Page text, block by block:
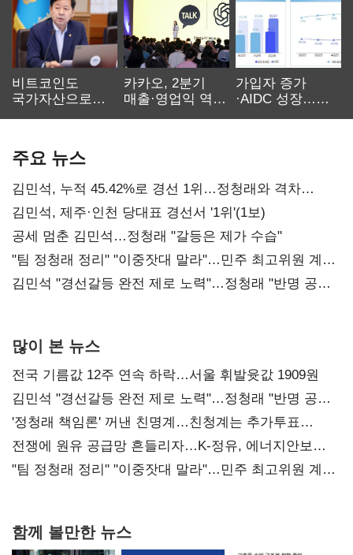
비트코인도
국가자산으로…'
카카오, 2분기
매출·영업익 역대
가입자 증가
·AIDC 성장…
주요 뉴스
김민석, 누적 45.42%로 경선 1위…정청래와 격차
0.86%p(2보)
김민석, 제주·인천 당대표 경선서 '1위'(1보)
공세 멈춘 김민석…정청래 "갈등은 제가 수습"
"팀 정청래 정리" "이중잣대 말라"…민주 최고위원 계파
다툼 격화
김민석 "경선갈등 완전 제로 노력"…정청래 "반명 공세
많이 본 뉴스
전국 기름값 12주 연속 하락…서울 휘발윳값 1909원
김민석 "경선갈등 완전 제로 노력"…정청래 "반명 공세
사과부터"
'정청래 책임론' 꺼낸 친명계…친청계는 추가투표
때리기
전쟁에 원유 공급망 흔들리자…K-정유, 에너지안보
핵심으로 재부상
"팀 정청래 정리" "이중잣대 말라"…민주 최고위원 계파
함께 볼만한 뉴스